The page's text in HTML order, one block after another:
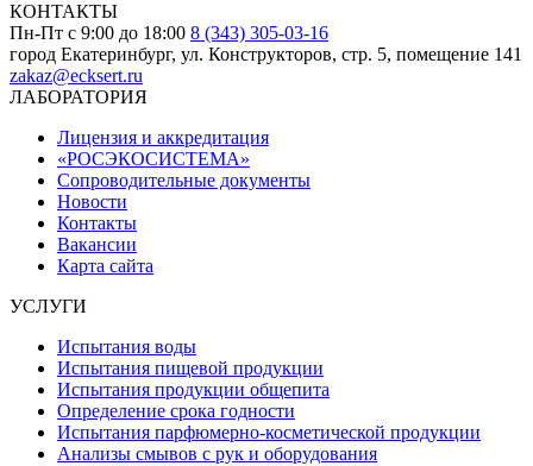
КОНТАКТЫ
Пн-Пт с 9:00 до 18:00 8 (343) 305-03-16
город Екатеринбург, ул. Конструкторов, стр. 5, помещение 141
zakaz@ecksert.ru
ЛАБОРАТОРИЯ
Лицензия и аккредитация
«РОСЭКОСИСТЕМА»
Сопроводительные документы
Новости
Контакты
Вакансии
Карта сайта
УСЛУГИ
Испытания воды
Испытания пищевой продукции
Испытания продукции общепита
Определение срока годности
Испытания парфюмерно-косметической продукции
Анализы смывов с рук и оборудования